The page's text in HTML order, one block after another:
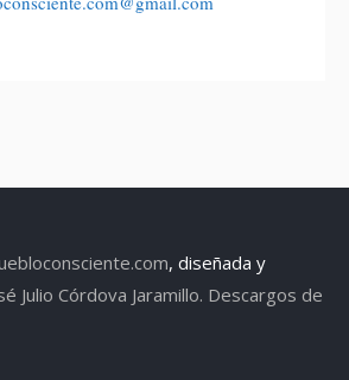
, diseñada y
Julio Córdova Jaramillo. Descargos de